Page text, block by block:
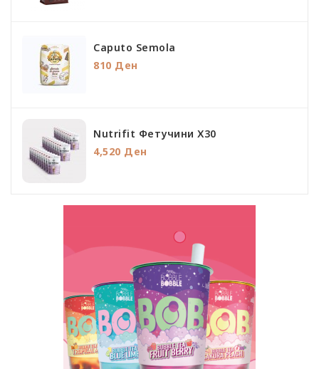
Caputo Semola
810 Ден
Nutrifit Фетучини Х30
4,520 Ден